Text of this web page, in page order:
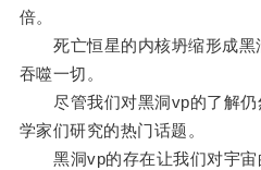
倍。
死亡恒星的内核坍缩形成黑
吞噬一切。
尽管我们对黑洞vp的了解仍
学家们研究的热门话题。
黑洞vp的存在让我们对宇宙